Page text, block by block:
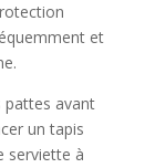
et
pattes avant
un tapis
serviette à